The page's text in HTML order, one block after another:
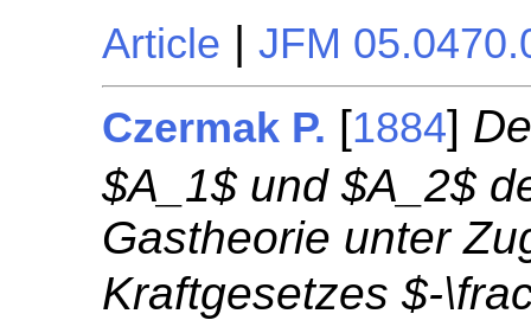
Article |JFM
Czermak P. [1884]
$A_1$ und $A_2$
Gastheorie unter
Kraftgesetzes $-